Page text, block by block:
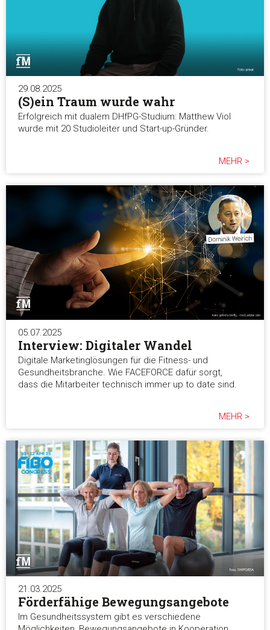
29.08.2025
(S)ein Traum wurde wahr
Erfolgreich mit dualem DHfPG-Studium: Matthew Viol
wurde mit 20 Studioleiter und Start-up-Gründer.
MEHR >
05.07.2025
Interview: Digitaler Wandel
Digitale Marketinglösungen für die Fitness- und
Gesundheitsbranche. Wie FACEFORCE dafür sorgt,
dass die Mitarbeiter technisch immer up to date sind.
MEHR >
21.03.2025
Förderfähige Bewegungsangebote
Im Gesundheitssystem gibt es verschiedene